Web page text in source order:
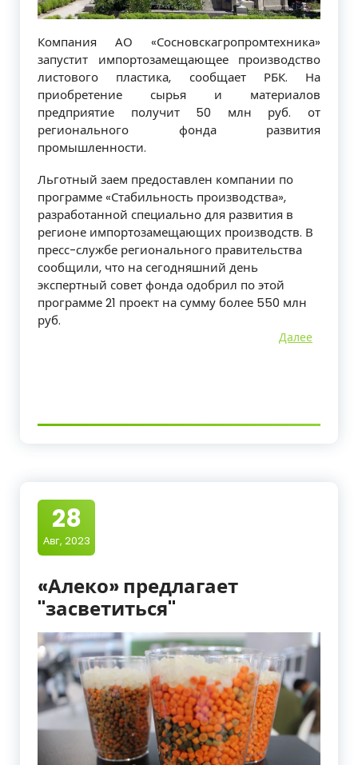
Компания АО «Сосновскагропромтехника»
запустит импортозамещающее производство
листового пластика, сообщает РБК. На
приобретение сырья и материалов
предприятие получит 50 млн руб. от
регионального фонда развития
промышленности.
Льготный заем предоставлен компании по
программе «Стабильность производства»,
разработанной специально для развития в
регионе импортозамещающих производств. В
пресс-службе регионального правительства
сообщили, что на сегодняшний день
экспертный совет фонда одобрил по этой
программе 21 проект на сумму более 550 млн
руб.
Далее
28
Авг, 2023
«Алеко» предлагает
"засветиться"